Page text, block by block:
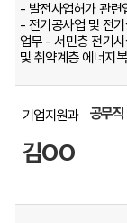
- 발전사업허가 관련
- 전기공사업 및 전
업무- 서민층 전기시
및 취약계층 에너지
기업지원과 공무직
김OO